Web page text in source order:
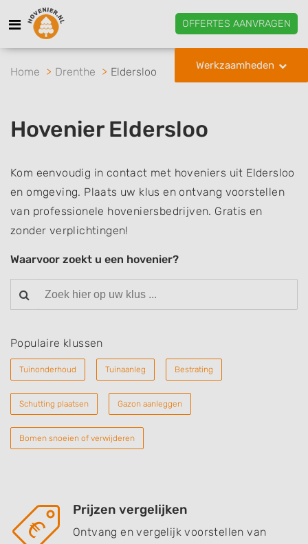
OFFERTES AANVRAGEN
Werkzaamheden
Home Drenthe Eldersloo
Hovenier Eldersloo
Kom eenvoudig in contact met hoveniers uit Eldersloo
en omgeving. Plaats uw klus en ontvang voorstellen
van professionele hoveniersbedrijven. Gratis en
zonder verplichtingen!
Waarvoor zoekt u een hovenier?
Populaire klussen
Tuinonderhoud Tuinaanleg Bestrating
Schutting plaatsen Gazon aanleggen
Bomen snoeien of verwijderen
Prijzen vergelijken
Ontvang en vergelijk voorstellen van